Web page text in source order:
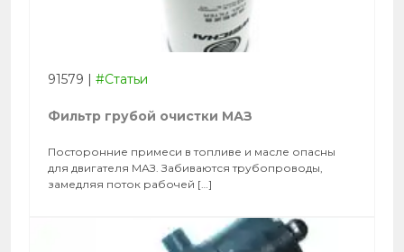
91579 | #Статьи
Фильтр грубой очистки МАЗ
Посторонние примеси в топливе и масле опасны
для двигателя МАЗ. Забиваются трубопроводы,
замедляя поток рабочей […]